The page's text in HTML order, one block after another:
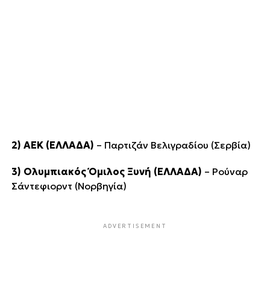
2) ΑΕΚ (ΕΛΛΑΔΑ) – Παρτιζάν Βελιγραδίου (Σερβία)
3) Ολυμπιακός Όμιλος Ξυνή (ΕΛΛΑΔΑ) – Ρούναρ
Σάντεφιορντ (Νορβηγία)
ADVERTISEMENT